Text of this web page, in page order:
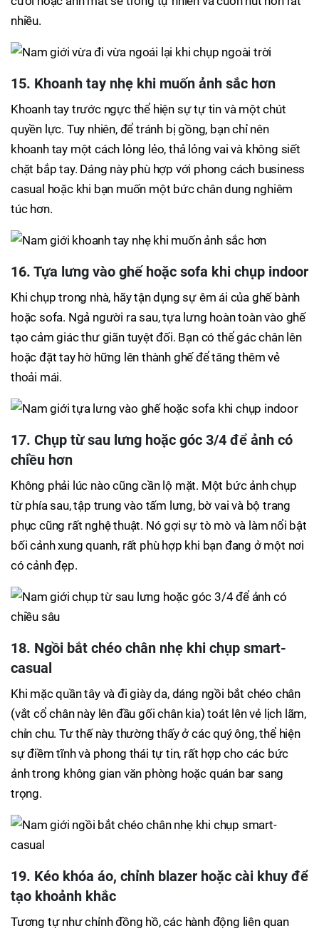
nhiều.
15. Khoanh tay nhẹ khi muốn ảnh sắc hơn
Khoanh tay trước ngực thể hiện sự tự tin và một chút
quyền lực. Tuy nhiên, để tránh bị gồng, bạn chỉ nên
khoanh tay một cách lỏng lẻo, thả lỏng vai và không siết
chặt bắp tay. Dáng này phù hợp với phong cách business
casual hoặc khi bạn muốn một bức chân dung nghiêm
túc hơn.
16. Tựa lưng vào ghế hoặc sofa khi chụp indoor
Khi chụp trong nhà, hãy tận dụng sự êm ái của ghế bành
hoặc sofa. Ngả người ra sau, tựa lưng hoàn toàn vào ghế
tạo cảm giác thư giãn tuyệt đối. Bạn có thể gác chân lên
hoặc đặt tay hờ hững lên thành ghế để tăng thêm vẻ
thoải mái.
17. Chụp từ sau lưng hoặc góc 3/4 để ảnh có
chiều hơn
Không phải lúc nào cũng cần lộ mặt. Một bức ảnh chụp
từ phía sau, tập trung vào tấm lưng, bờ vai và bộ trang
phục cũng rất nghệ thuật. Nó gợi sự tò mò và làm nổi bật
bối cảnh xung quanh, rất phù hợp khi bạn đang ở một nơi
có cảnh đẹp.
18. Ngồi bắt chéo chân nhẹ khi chụp smart-
casual
Khi mặc quần tây và đi giày da, dáng ngồi bắt chéo chân
(vắt cổ chân này lên đầu gối chân kia) toát lên vẻ lịch lãm,
chỉn chu. Tư thế này thường thấy ở các quý ông, thể hiện
sự điềm tĩnh và phong thái tự tin, rất hợp cho các bức
ảnh trong không gian văn phòng hoặc quán bar sang
trọng.
19. Kéo khóa áo, chỉnh blazer hoặc cài khuy để
tạo khoảnh khắc
Tương tự như chỉnh đồng hồ, các hành động liên quan